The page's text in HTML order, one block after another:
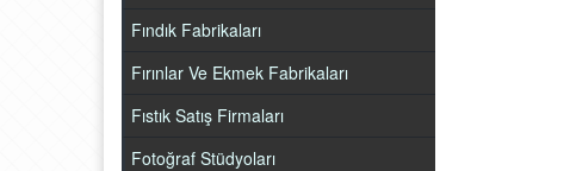
Fındık Fabrikaları
Fırınlar Ve Ekmek Fabrikaları
Fıstık Satış Firmaları
Fotoğraf Stüdyoları